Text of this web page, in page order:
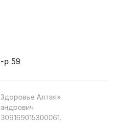
р 59
Алтая»